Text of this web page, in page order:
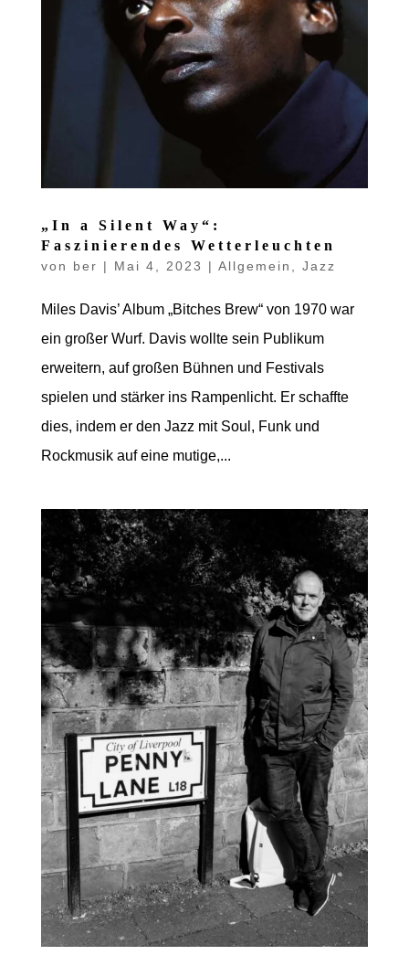
„In a Silent Way“:
Faszinierendes Wetterleuchten
von ber | Mai 4, 2023 | Allgemein Jazz
Miles Davis’ Album „Bitches Brew“ von 1970 war
ein großer Wurf. Davis wollte sein Publikum
erweitern, auf großen Bühnen und Festivals
spielen und stärker ins Rampenlicht. Er schaffte
dies, indem er den Jazz mit Soul, Funk und
Rockmusik auf eine mutige,...